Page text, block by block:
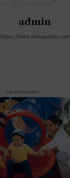
admin
https://www.elchapucero.com
- Advertisement -